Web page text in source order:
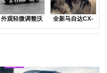
外观轻微调整沃
尔沃发布海外版
全新马自达CX-
50越野SUV正